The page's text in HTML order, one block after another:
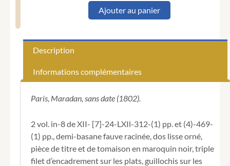
quantité
Esprit)].
Etats-
de
la
fin
du
XVIIIe
Ajouter au panier
Description
Informations complémentaires
Paris, Maradan, sans date (1802).
2 vol. in-8 de XII- [7]-24-LXIl-312-(1) pp. et (4)-469-
(1) pp., demi-basane fauve racinée, dos lisse orné,
pièce de titre et de tomaison en maroquin noir, triple
filet d’encadrement sur les plats, guillochis sur les